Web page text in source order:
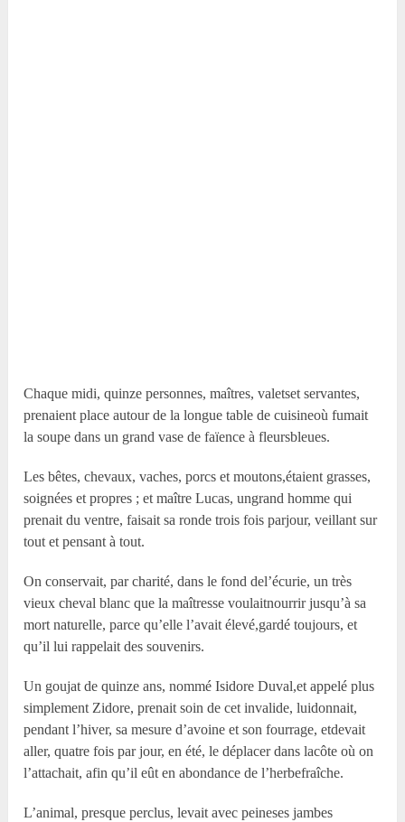
Chaque midi, quinze personnes, maîtres, valetset servantes,
prenaient place autour de la longue table de cuisineoù fumait
la soupe dans un grand vase de faïence à fleursbleues.
Les bêtes, chevaux, vaches, porcs et moutons,étaient grasses,
soignées et propres ; et maître Lucas, ungrand homme qui
prenait du ventre, faisait sa ronde trois fois parjour, veillant sur
tout et pensant à tout.
On conservait, par charité, dans le fond del’écurie, un très
vieux cheval blanc que la maîtresse voulaitnourrir jusqu’à sa
mort naturelle, parce qu’elle l’avait élevé,gardé toujours, et
qu’il lui rappelait des souvenirs.
Un goujat de quinze ans, nommé Isidore Duval,et appelé plus
simplement Zidore, prenait soin de cet invalide, luidonnait,
pendant l’hiver, sa mesure d’avoine et son fourrage, etdevait
aller, quatre fois par jour, en été, le déplacer dans lacôte où on
l’attachait, afin qu’il eût en abondance de l’herbefraîche.
L’animal, presque perclus, levait avec peineses jambes